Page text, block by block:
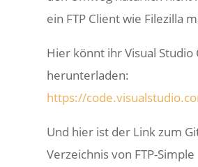
ein FTP Client wie Filezilla
Hier könnt ihr Visual Studio
herunterladen:
https://
Und hier ist der Link zum
Verzeichnis von FTP-Simple